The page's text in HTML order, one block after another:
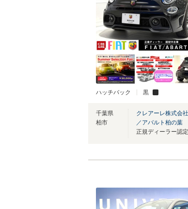
ハッチバック 黒
千葉県
柏市
クレアーレ株式会
／アバルト柏の葉
正規ディーラー認